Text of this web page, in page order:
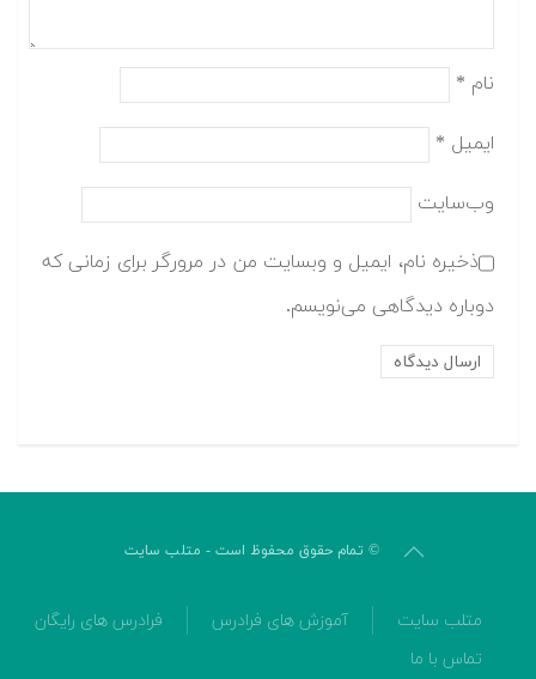
نام *
ایمیل *
وب‌سایت
ذخیره نام، ایمیل و وبسایت من در مرورگر برای زمانی که
دوباره دیدگاهی می‌نویسم.
© تمام حقوق محفوظ است - متلب سایت
متلب سایت آموزش های فرادرس
فرادرس های رایگان
تماس با ما